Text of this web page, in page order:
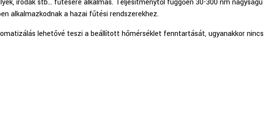
alkalmazkodnak a hazai fűtési rendszerekhez.
lehetővé teszi a beállított hőmérséklet fenntartását, ugyanakkor nincs